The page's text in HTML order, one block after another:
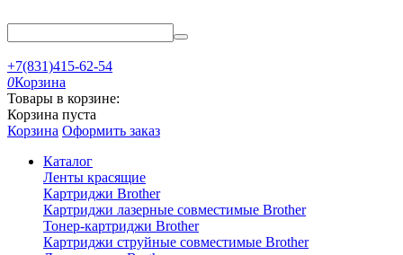
+7(831)415-62-54
0Корзина
Товары в корзине:
Корзина пуста
Корзина Оформить заказ
Каталог
Ленты красящие
Картриджи Brother
Картриджи лазерные совместимые Brother
Тонер-картриджи Brother
Картриджи струйные совместимые Brother